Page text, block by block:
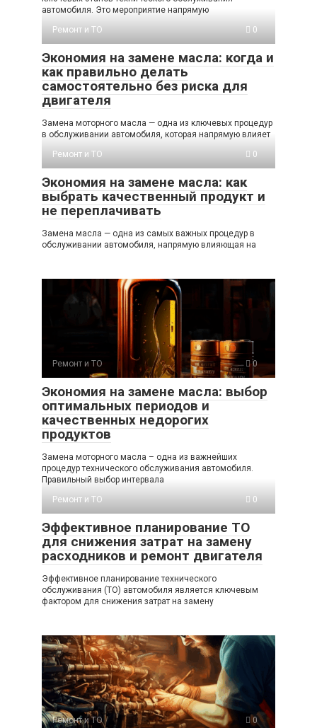
автомобиля. Это мероприятие напрямую
Ремонт и ТО
0
Экономия на замене масла: когда и
как правильно делать
самостоятельно без риска для
двигателя
Замена моторного масла — одна из ключевых процедур
в обслуживании автомобиля, которая напрямую влияет
Ремонт и ТО
0
Экономия на замене масла: как
выбрать качественный продукт и
не переплачивать
Замена масла — одна из самых важных процедур в
обслуживании автомобиля, напрямую влияющая на
Ремонт и ТО 0
Экономия на замене масла: выбор
оптимальных периодов и
качественных недорогих
продуктов
Замена моторного масла – одна из важнейших
процедур технического обслуживания автомобиля.
Правильный выбор интервала
Ремонт и ТО
0
Эффективное планирование ТО
для снижения затрат на замену
расходников и ремонт двигателя
Эффективное планирование технического
обслуживания (ТО) автомобиля является ключевым
фактором для снижения затрат на замену
Ремонт и ТО 0